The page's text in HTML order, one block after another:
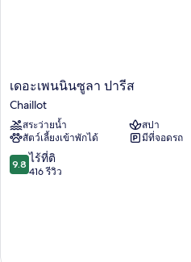
เดอะ
เพ
น
นิน
ซูลา
ปารีส
Chaillot
เดอะเพนนินซูลา ปารีส
Chaillot
สระว่ายน้ำ
สปา
สัตว์เลี้ยงเข้าพักได้
มีที่จอดรถ
9.8
จาก
9.8 ไร้ที่ติ
416 รีวิว